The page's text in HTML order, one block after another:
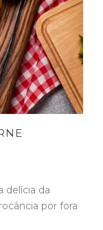
delícia da
por fora